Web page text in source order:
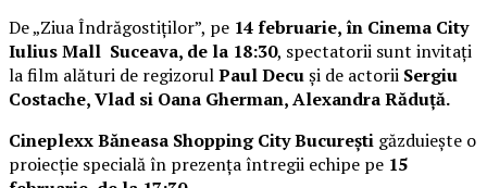
De „Ziua Îndrăgostiților”, pe 14 februarie, în Cinema City
Iulius Mall Suceava, de la 18:30, spectatorii sunt invitați
la film alături de regizorulPaul Decuși de actorii Sergiu
Costache, Vlad si Oana Gherman, Alexandra Răduță.
Cineplexx Băneasa Shopping City București găzduiește o
proiecție specială în prezența întregii echipe pe 15